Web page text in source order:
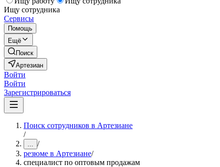
Ищу сотрудника
Сервисы
Помощь
Ещё
Поиск
Артезиан
Войти
Войти
Зарегистрироваться
Поиск сотрудников в Артезиане
/
... /
резюме в Артезиане/
специалист по оптовым продажам